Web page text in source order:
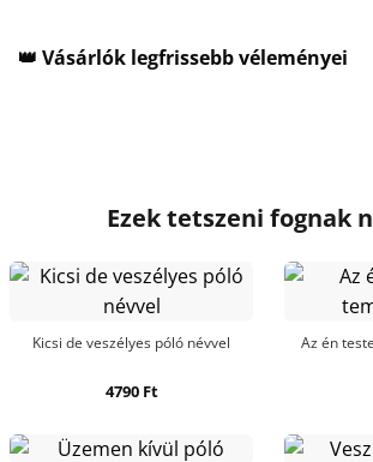
👑 Vásárlók legfrissebb véleményei
Ezek tetszeni fognak
Kicsi de veszélyes póló névvel
4790 Ft
Az én